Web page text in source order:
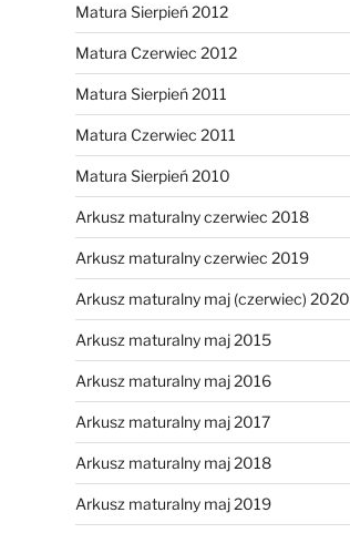
Matura Sierpień 2012
Matura Czerwiec 2012
Matura Sierpień 2011
Matura Czerwiec 2011
Matura Sierpień 2010
Arkusz maturalny czerwiec 2018
Arkusz maturalny czerwiec 2019
Arkusz maturalny maj (czerwiec) 2020
Arkusz maturalny maj 2015
Arkusz maturalny maj 2016
Arkusz maturalny maj 2017
Arkusz maturalny maj 2018
Arkusz maturalny maj 2019